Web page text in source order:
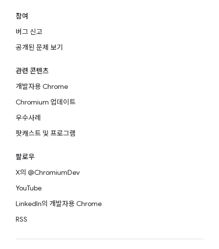
참여
버그 신고
공개된 문제 보기
관련 콘텐츠
개발자용 Chrome
Chromium 업데이트
우수사례
팟캐스트 및 프로그램
팔로우
X의 @ChromiumDev
YouTube
LinkedIn의 개발자용 Chrome
RSS